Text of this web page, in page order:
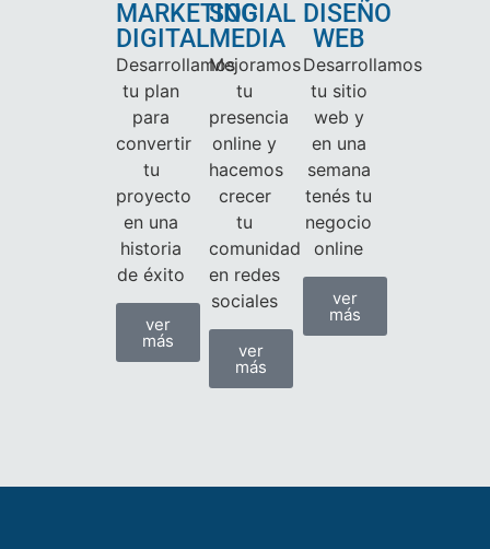
MARKETING
DIGITAL
Desarrollamos
tu plan
para
convertir
tu
proyecto
en una
historia
de éxito
ver
más
SOCIAL
MEDIA
Mejoramos
tu
presencia
online y
hacemos
crecer
tu
comunidad
en redes
sociales
ver
más
DISEÑO
WEB
Desarrollamos
tu sitio
web y
en una
semana
tenés tu
negocio
online
ver
más